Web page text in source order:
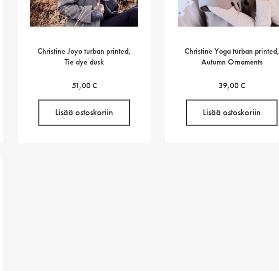
Christine Joyo turban printed,
Tie dye dusk
51,00€
Lisää ostoskoriin
Christine Yoga turban printed,
Autumn Ornaments
39,00€
Lisää ostoskoriin